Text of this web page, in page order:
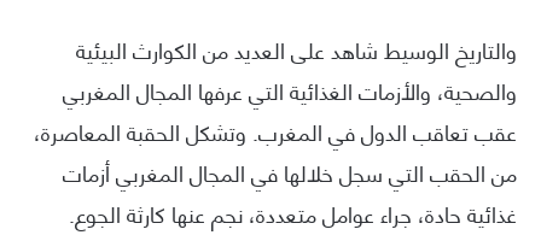
والتاريخ الوسيط شاهد على العديد من الكوارث البيئية
والصحية، والأزمات الغذائية التي عرفها المجال المغربي
عقب تعاقب الدول في المغرب. وتشكل الحقبة المعاصرة،
من الحقب التي سجل خلالها في المجال المغربي أزمات
غذائية حادة، جراء عوامل متعددة، نجم عنها كارثة الجوع.